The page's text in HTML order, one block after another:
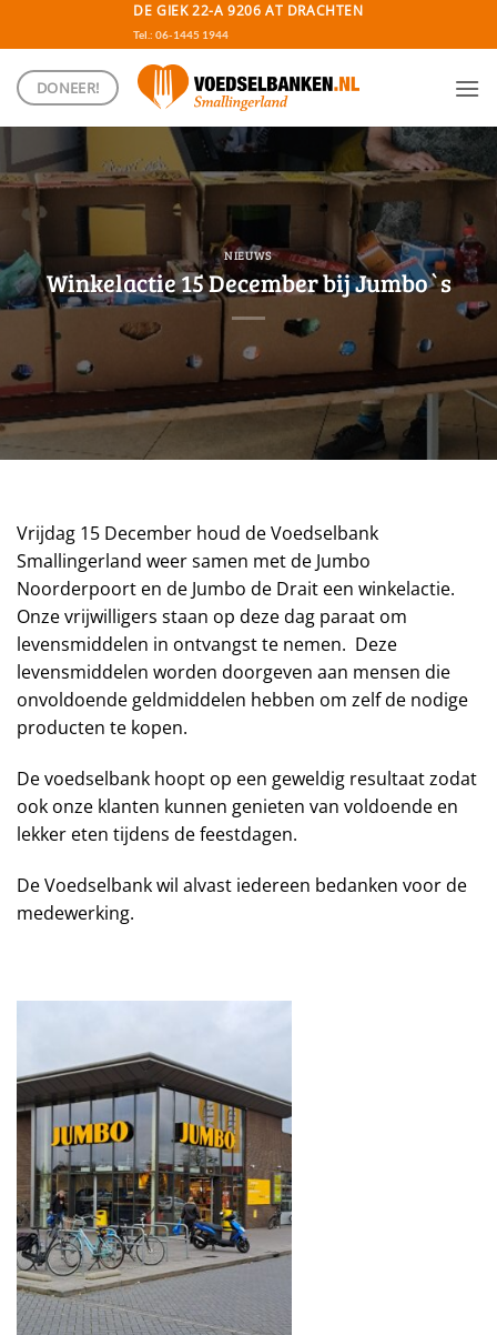
inhoud
DE GIEK 22-A 9206 AT DRACHTEN
Tel.: 06-1445 1944
DONEER!
NIEUWS
Winkelactie 15 December bij Jumbo`s
Vrijdag 15 December houd de Voedselbank
Smallingerland weer samen met de Jumbo
Noorderpoort en de Jumbo de Drait een winkelactie.
Onze vrijwilligers staan op deze dag paraat om
levensmiddelen in ontvangst te nemen. Deze
levensmiddelen worden doorgeven aan mensen die
onvoldoende geldmiddelen hebben om zelf de nodige
producten te kopen.
De voedselbank hoopt op een geweldig resultaat zodat
ook onze klanten kunnen genieten van voldoende en
lekker eten tijdens de feestdagen.
De Voedselbank wil alvast iedereen bedanken voor de
medewerking.